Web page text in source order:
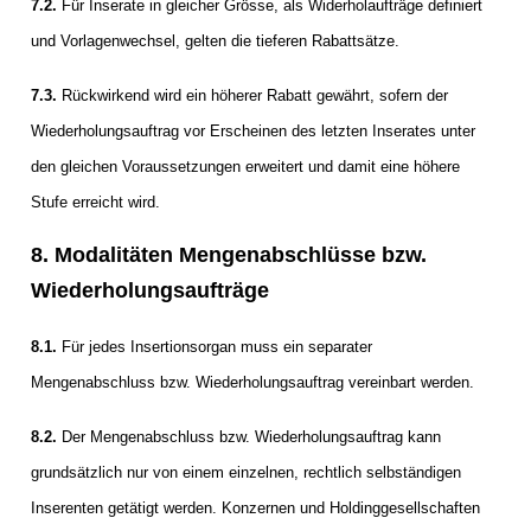
7.2. Für Inserate in gleicher Grösse, als Widerholaufträge definiert
und Vorlagenwechsel, gelten die tieferen Rabattsätze.
7.3. Rückwirkend wird ein höherer Rabatt gewährt, sofern der
Wiederholungsauftrag vor Erscheinen des letzten Inserates unter
den gleichen Voraussetzungen erweitert und damit eine höhere
Stufe erreicht wird.
8. Modalitäten Mengenabschlüsse bzw.
Wiederholungsaufträge
8.1. Für jedes Insertionsorgan muss ein separater
Mengenabschluss bzw. Wiederholungsauftrag vereinbart werden.
8.2. Der Mengenabschluss bzw. Wiederholungsauftrag kann
grundsätzlich nur von einem einzelnen, rechtlich selbständigen
Inserenten getätigt werden. Konzernen und Holdinggesellschaften